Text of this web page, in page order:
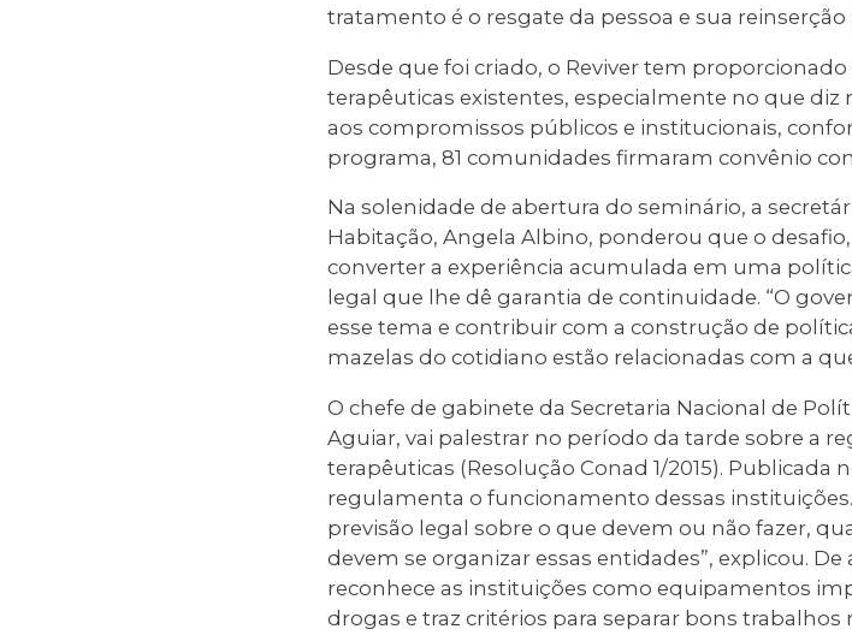
tratamento é o resgate da pessoa e sua
Desde que foi criado, o Reviver tem
terapêuticas existentes, especialmente no que diz
aos compromissos públicos e institucionais,
programa, 81 comunidades firmaram convênio
Na solenidade de abertura do seminário, a
Habitação, Angela Albino, ponderou que o
converter a experiência acumulada em uma
legal que lhe dê garantia de continuidade. “O
esse tema e contribuir com a construção de
mazelas do cotidiano estão relacionadas com a
O chefe de gabinete da Secretaria Nacional de
Aguiar, vai palestrar no período da tarde sobre a
terapêuticas (Resolução Conad 1/2015). Publicada
regulamenta o funcionamento dessas
previsão legal sobre o que devem ou não fazer,
devem se organizar essas entidades”, explicou.
reconhece as instituições como equipamentos
drogas e traz critérios para separar bons